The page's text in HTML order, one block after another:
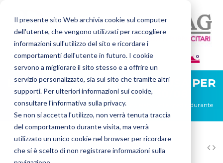
Il presente sito Web archivia cookie sul computer
dell'utente, che vengono utilizzati per raccogliere
informazioni sull'utilizzo del sito e ricordare i
comportamenti dell'utente in futuro. I cookie
servono a migliorare il sito stesso e a offrire un
servizio personalizzato, sia sul sito che tramite altri
supporti. Per ulteriori informazioni sui cookie,
consultare l'informativa sulla privacy.
Se non si accetta l'utilizzo, non verrà tenuta traccia
del comportamento durante visita, ma verrà
utilizzato un unico cookie nel browser per ricordare
che si è scelto di non registrare informazioni sulla
0
LA DIGITAL FLAG SARÀ CHIUSA PER
FERIE DAL 08/08 AL 30/08
Gli ordini ricevuti in questo periodo verranno elaborati e spediti durante
HOME STRISCIONI BANNER 270GR.